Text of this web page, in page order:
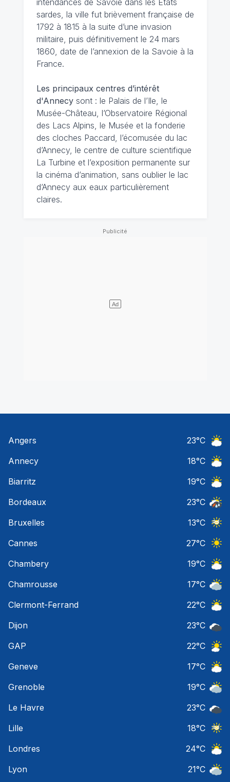
intendances de Savoie dans les Etats
sardes, la ville fut brièvement française de
1792 à 1815 à la suite d’une invasion
militaire, puis définitivement le 24 mars
1860, date de l’annexion de la Savoie à la
France.
Les principaux centres d’intérêt
d'Annecysont : le Palais de l’Ile, le
Musée-Château, l’Observatoire Régional
des Lacs Alpins, le Musée et la fonderie
des cloches Paccard, l’écomusée du lac
d’Annecy, le centre de culture scientifique
La Turbine et l’exposition permanente sur
la cinéma d’animation, sans oublier le lac
d’Annecy aux eaux particulièrement
claires.
Angers 23°C
Annecy
18°C
Biarritz
19°C
Bordeaux
23°C
Bruxelles
13°C
Cannes
27°C
Chambery
19°C
Chamrousse
17°C
Clermont-Ferrand
22°C
Dijon
23°C
GAP
22°C
Geneve
17°C
Grenoble
19°C
Le Havre
23°C
Lille
18°C
Londres
24°C
Lyon
21°C